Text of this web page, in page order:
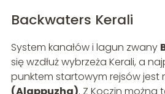
Backwaters Kerali
System kanałów i lagun zwany
się wzdłuż wybrzeża Kerali, a
punktem startowym rejsów jest